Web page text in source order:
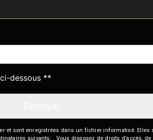
dessous **
sont enregistrées dans un fichier informatisé. Elles
suivants: . Vous disposez de droits d’accès,